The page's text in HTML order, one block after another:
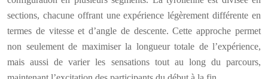
sections, chacune offrant une expérience légèrement différente en
termes de vitesse et d’angle de descente. Cette approche permet
non seulement de maximiser la longueur totale de l’expérience,
mais aussi de varier les sensations tout au long du parcours,